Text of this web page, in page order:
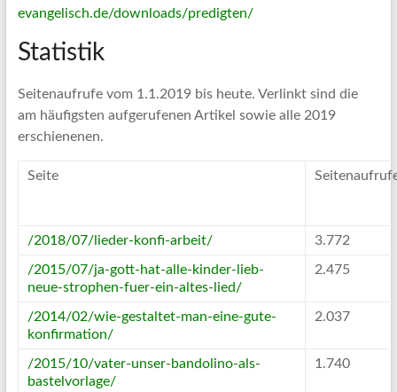
evangelisch.de/downloads/predigten/
Statistik
Seitenaufrufe vom 1.1.2019 bis heute. Verlinkt sind die
am häufigsten aufgerufenen Artikel sowie alle 2019
erschienenen.
Seite
/2018/07/lieder-konfi-arbeit/ 3.772
/2015/07/ja-gott-hat-alle-kinder-lieb-
neue-strophen-fuer-ein-altes-lied/
2.475
/2014/02/wie-gestaltet-man-eine-gute-
konfirmation/
2.037
/2015/10/vater-unser-bandolino-als-
bastelvorlage/
1.740